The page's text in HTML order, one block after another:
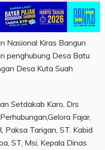
Nasional Kiras Bangun
penghubung Desa Batu
Desa Kuta Suah
Setdakab Karo, Drs
Fajar,
Paksa Tarigan, ST. Kabid
ST, Msi, Kepala Dinas